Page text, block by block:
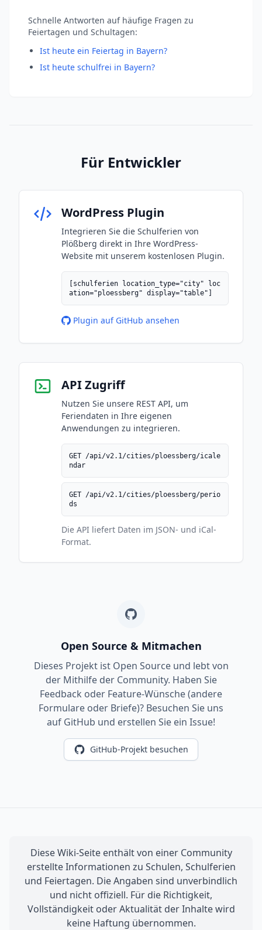
Schnelle Antworten auf häufige Fragen zu
Feiertagen und Schultagen:
Ist heute ein Feiertag in Bayern?
Ist heute schulfrei in Bayern?
Für Entwickler
WordPress Plugin
Integrieren Sie die Schulferien von
Plößberg direkt in Ihre WordPress-
Website mit unserem kostenlosen Plugin.
[schulferien location_type="city" loc
ation="ploessberg" display="table"]
Plugin auf GitHub ansehen
API Zugriff
Nutzen Sie unsere REST API, um
Feriendaten in Ihre eigenen
Anwendungen zu integrieren.
GET /api/v2.1/cities/ploessberg/icale
ndar
GET /api/v2.1/cities/ploessberg/perio
ds
Die API liefert Daten im JSON- und iCal-
Format.
Open Source & Mitmachen
Dieses Projekt ist Open Source und lebt von
der Mithilfe der Community. Haben Sie
Feedback oder Feature-Wünsche (andere
Formulare oder Briefe)? Besuchen Sie uns
auf GitHub und erstellen Sie ein Issue!
GitHub-Projekt besuchen
Diese Wiki-Seite enthält von einer Community
erstellte Informationen zu Schulen, Schulferien
und Feiertagen. Die Angaben sind unverbindlich
und nicht offiziell. Für die Richtigkeit,
Vollständigkeit oder Aktualität der Inhalte wird
keine Haftung übernommen.